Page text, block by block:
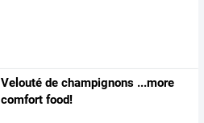
Velouté de champignons ...more
comfort food!